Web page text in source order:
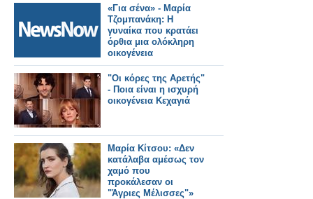
«Για σένα» - Μαρία
Τζομπανάκη: Η
γυναίκα που κρατάει
όρθια μια ολόκληρη
οικογένεια
"Οι κόρες της Αρετής"
- Ποια είναι η ισχυρή
οικογένεια Κεχαγιά
Μαρία Κίτσου: «Δεν
κατάλαβα αμέσως τον
χαμό που
προκάλεσαν οι
"Άγριες Μέλισσες"»